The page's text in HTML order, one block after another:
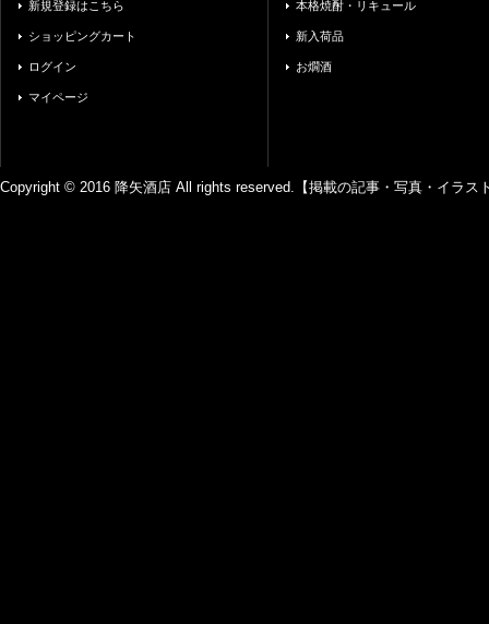
新規登録はこちら
ショッピングカート
ログイン
マイページ
本格焼酎・リキュール
新入荷品
お燗酒
Copyright © 2016 降矢酒店 All rights reserved.【掲載の記事・写真・イラス